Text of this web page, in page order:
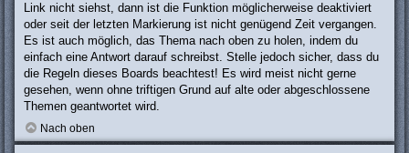
Link nicht siehst, dann ist die Funktion möglicherweise deaktiviert
oder seit der letzten Markierung ist nicht genügend Zeit vergangen.
Es ist auch möglich, das Thema nach oben zu holen, indem du
einfach eine Antwort darauf schreibst. Stelle jedoch sicher, dass du
die Regeln dieses Boards beachtest! Es wird meist nicht gerne
gesehen, wenn ohne triftigen Grund auf alte oder abgeschlossene
Themen geantwortet wird.
Nach oben